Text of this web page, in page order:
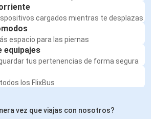
cargados mientras te desplazas
espacio para las piernas
equipajes
tus pertenencias de forma segura
los FlixBus
vez que viajas con nosotros?